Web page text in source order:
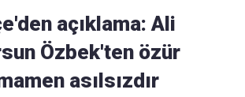
açıklama: Ali
Özbek'ten özür
asılsızdır